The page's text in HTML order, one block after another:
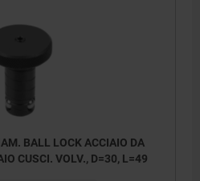
BALL LOCK ACCIAIO DA
CUSCI. VOLV., D=30, L=49